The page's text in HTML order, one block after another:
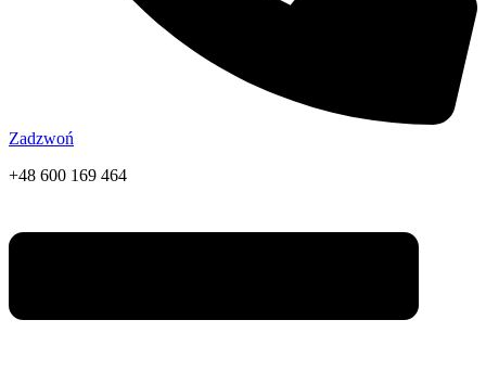
Zadzwoń
+48 600 169 464